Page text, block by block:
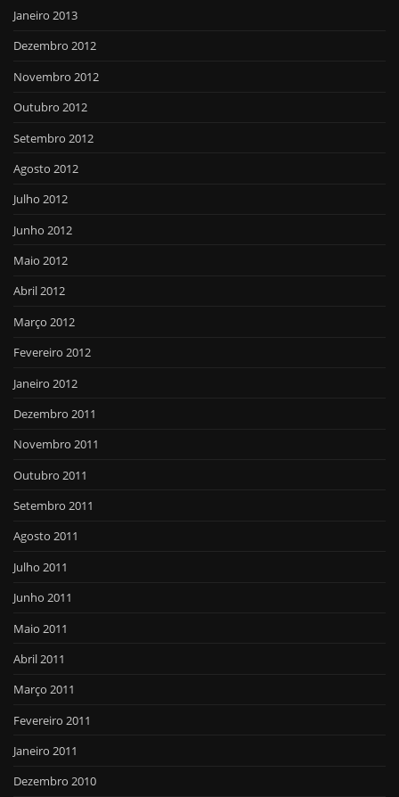
Janeiro 2013
Dezembro 2012
Novembro 2012
Outubro 2012
Setembro 2012
Agosto 2012
Julho 2012
Junho 2012
Maio 2012
Abril 2012
Março 2012
Fevereiro 2012
Janeiro 2012
Dezembro 2011
Novembro 2011
Outubro 2011
Setembro 2011
Agosto 2011
Julho 2011
Junho 2011
Maio 2011
Abril 2011
Março 2011
Fevereiro 2011
Janeiro 2011
Dezembro 2010